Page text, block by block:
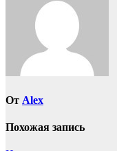
От Alex
Похожая запись